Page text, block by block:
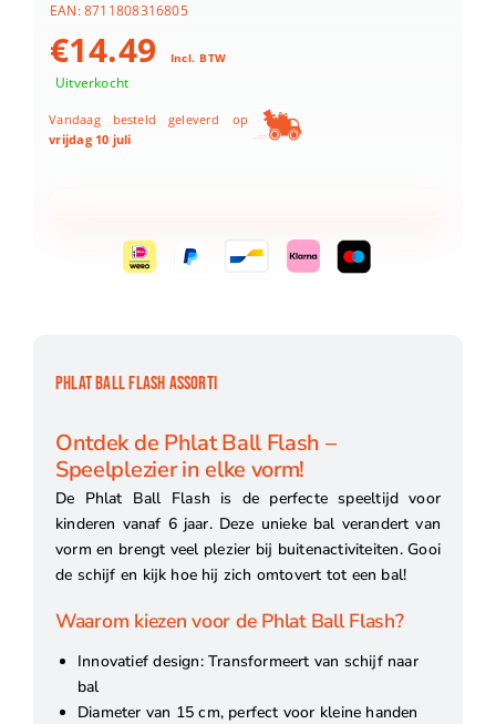
EAN:8711808316805
€14.49 Incl. BTW
Uitverkocht
Vandaag besteld geleverd op
vrijdag 10 juli
PHLAT BALL FLASH ASSORTI
Ontdek de Phlat Ball Flash –
Speelplezier in elke vorm!
De Phlat Ball Flash is de perfecte speeltijd voor
kinderen vanaf 6 jaar. Deze unieke bal verandert van
vorm en brengt veel plezier bij buitenactiviteiten. Gooi
de schijf en kijk hoe hij zich omtovert tot een bal!
Waarom kiezen voor de Phlat Ball Flash?
Innovatief design: Transformeert van schijf naar
bal
Diameter van 15 cm, perfect voor kleine handen